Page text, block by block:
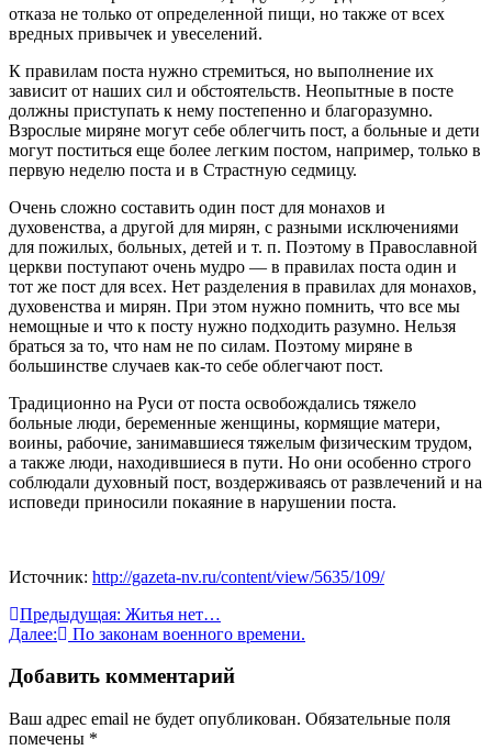
отказа не только от определенной пищи, но также от всех
вредных привычек и увеселений.
К правилам поста нужно стремиться, но выполнение их
зависит от наших сил и обстоятельств. Неопытные в посте
должны приступать к нему постепенно и благоразумно.
Взрослые миряне могут себе облегчить пост, а больные и дети
могут поститься еще более легким постом, например, только в
первую неделю поста и в Страстную седмицу.
Очень сложно составить один пост для монахов и
духовенства, а другой для мирян, с разными исключениями
для пожилых, больных, детей и т. п. Поэтому в Православной
церкви поступают очень мудро — в правилах поста один и
тот же пост для всех. Нет разделения в правилах для монахов,
духовенства и мирян. При этом нужно помнить, что все мы
немощные и что к посту нужно подходить разумно. Нельзя
браться за то, что нам не по силам. Поэтому миряне в
большинстве случаев как-то себе облегчают пост.
Традиционно на Руси от поста освобождались тяжело
больные люди, беременные женщины, кормящие матери,
воины, рабочие, занимавшиеся тяжелым физическим трудом,
а также люди, находившиеся в пути. Но они особенно строго
соблюдали духовный пост, воздерживаясь от развлечений и на
исповеди приносили покаяние в нарушении поста.
Источник: http://gazeta-nv.ru/content/view/5635/109/
Навигация
по
записям
Предыдущая: Житья нет…
Далее:
По законам военного времени.
Добавить комментарий
Ваш адрес email не будет опубликован. Обязательные поля
помечены *